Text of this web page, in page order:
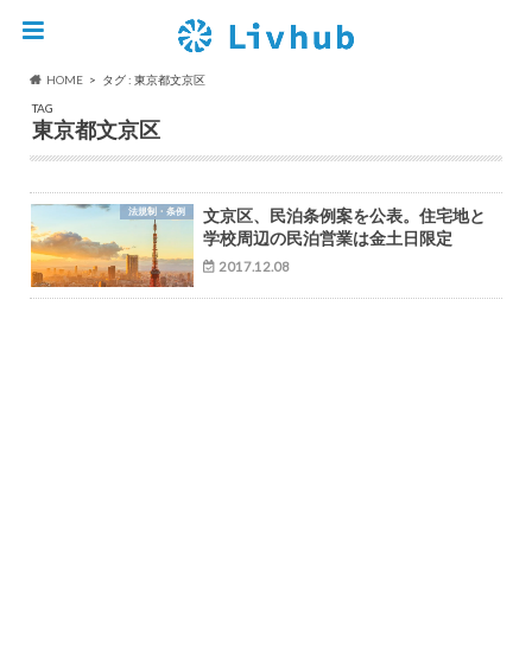
HOME
タグ : 東京都文京区
TAG
東京都文京区
法規制・条例
文京区、民泊条例案を公表。住宅地と
学校周辺の民泊営業は金土日限定
2017.12.08